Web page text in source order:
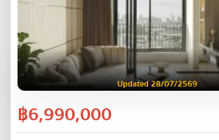
Updated 28/07/2569
฿6,990,000